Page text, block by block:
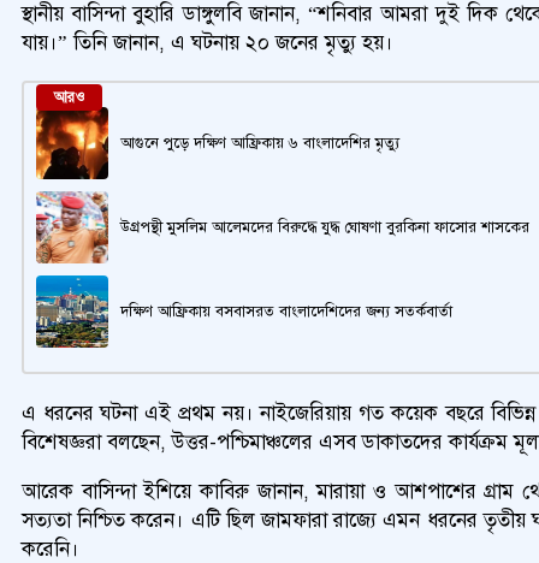
স্থানীয় বাসিন্দা বুহারি ডাঙ্গুলবি জানান, “শনিবার আমরা দুই
যায়।” তিনি জানান, এ ঘটনায় ২০ জনের মৃত্যু হয়।
আরও
আগুনে পুড়ে দক্ষিণ আফ্রিকায় ৬ বাংলাদেশির মৃত্যু
উগ্রপন্থী মুসলিম আলেমদের বিরুদ্ধে যুদ্ধ ঘোষণা বুরকিনা ফাসোর শাসকের
দক্ষিণ আফ্রিকায় বসবাসরত বাংলাদেশিদের জন্য সতর্কবার্তা
এ ধরনের ঘটনা এই প্রথম নয়। নাইজেরিয়ায় গত কয়েক বছরে বিভিন্ন
বিশেষজ্ঞরা বলছেন, উত্তর-পশ্চিমাঞ্চলের এসব ডাকাতদের কার্যক্রম
আরেক বাসিন্দা ইশিয়ে কাবিরু জানান, মারায়া ও আশপাশের
সত্যতা নিশ্চিত করেন। এটি ছিল জামফারা রাজ্যে এমন ধরনের তৃতীয়
করেনি।